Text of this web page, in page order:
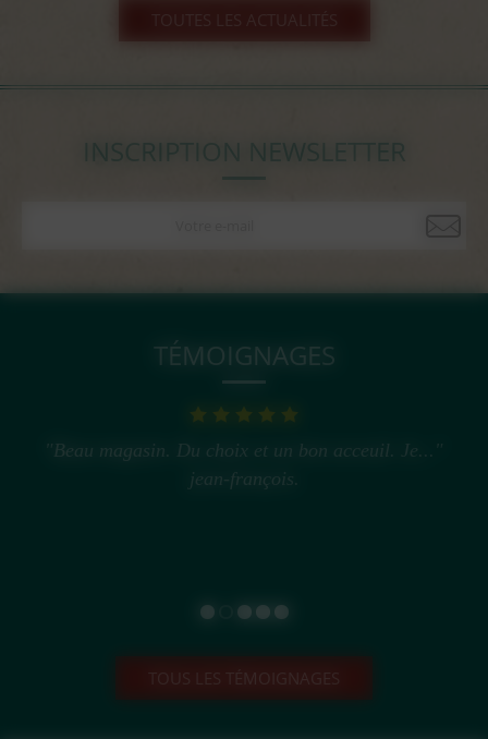
INSCRIPTION NEWSLETTER
TÉMOIGNAGES
"Beau magasin. Du choix et un bon acceuil. Je..."
jean-françois.